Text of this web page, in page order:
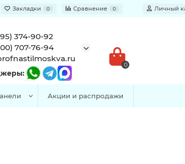
Закладки 0 Сравнение 0 Личный
374-90-92
707-76-94
0
Акции и распродажи